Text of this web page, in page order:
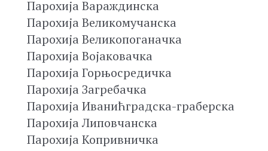
Парохија Вараждинска
Парохија Великомучанска
Парохија Великопоганачка
Парохија Војаковачка
Парохија Горњосредичка
Парохија Загребачка
Парохија Иванићградска-граберска
Парохија Липовчанска
Парохија Копривничка